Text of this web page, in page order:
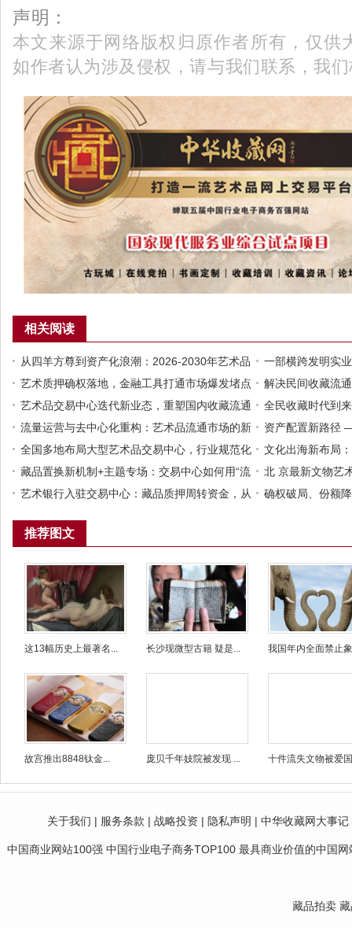
声明：
本文来源于网络版权归原作者所有，仅供
如作者认为涉及侵权，请与我们联系，我
相关阅读
从四羊方尊到资产化浪潮：2026-2030年艺术品
市场经济大爆发的逻辑与路径
一部横跨发明实
的时代缩影
艺术质押确权落地，金融工具打通市场爆发堵点
解决民间收藏流
平台
艺术品交易中心迭代新业态，重塑国内收藏流通
新格局
全民收藏时代到
场庞大流量
流量运营与去中心化重构：艺术品流通市场的新
增长极
资产配置新路径
资本实缴
全国多地布局大型艺术品交易中心，行业规范化
发展已成大势所趋
文化出海新布局
中心共建中韩文
藏品置换新机制+主题专场：交易中心如何用“流
动”与“聚焦”双引擎激活万亿市场？
北 京最新文物艺
艺术品交易全球
艺术银行入驻交易中心：藏品质押周转资金，从
确权破局、份额
推荐图文
这13幅历史上最著名... 长沙现微型古籍 疑是... 我国年内全面禁止
故宫推出8848钛金... 庞贝千年妓院被发现 ... 十件流失文物被爱
关于我们 | 服务条款 | 战略投资 | 隐私声明 | 中华收藏网大事记
中国商业网站100强 中国行业电子商务TOP100 最具商业价值的中国
藏品拍卖